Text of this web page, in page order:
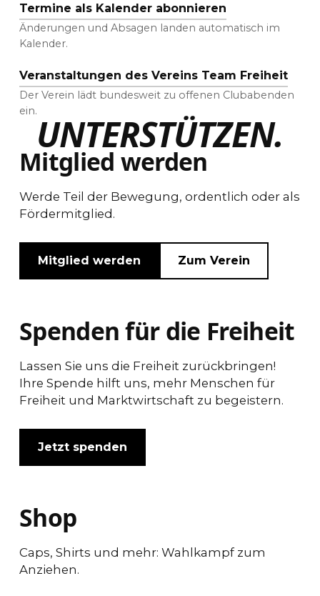
Termine als Kalender abonnieren
Änderungen und Absagen landen automatisch im
Kalender.
Veranstaltungen des Vereins Team Freiheit
Der Verein lädt bundesweit zu offenen Clubabenden
ein.UNTERSTÜTZEN.
Mitglied werden
Werde Teil der Bewegung, ordentlich oder als
Fördermitglied.
Mitglied werden Zum Verein
Spenden für die Freiheit
Lassen Sie uns die Freiheit zurückbringen!
Ihre Spende hilft uns, mehr Menschen für
Freiheit und Marktwirtschaft zu begeistern.
Jetzt spenden
Shop
Caps, Shirts und mehr: Wahlkampf zum
Anziehen.